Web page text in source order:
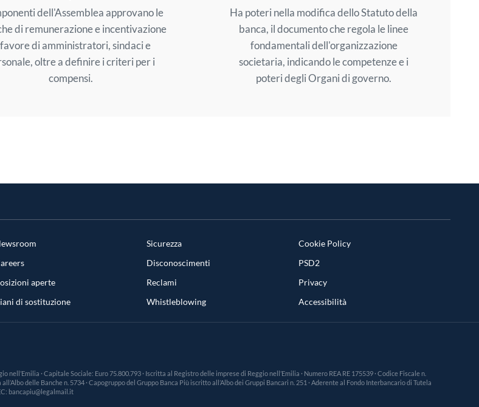
dell'Assemblea approvano le
di remunerazione e incentivazione
di amministratori, sindaci e
oltre a definire i criteri per i
compensi.
Ha poteri nella modifica dello Statuto della
banca, il documento che regola le linee
fondamentali dell'organizzazione
societaria, indicando le competenze e i
poteri degli Organi di governo.
aperte
di sostituzione
Sicurezza
Disconoscimenti
Reclami
Whistleblowing
Cookie Policy
PSD2
Privacy
Accessibilità
· Capitale Sociale: Euro 75.800.793 · Iscritta al Registro delle imprese di Reggio nell’Emilia · Numero REA RE 175539 · Codice Fiscale n.
delle Banche n. 5734 · Capogruppo del Gruppo Banca Più iscritto all’Albo dei Gruppi Bancari n. 251 · Aderente al Fondo Interbancario di Tutela
bancapiu@legalmail.it